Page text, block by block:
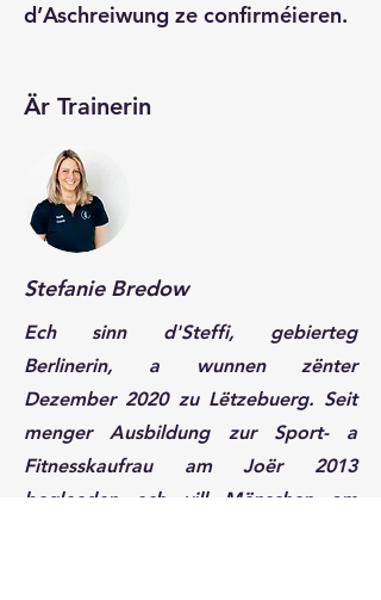
d’Aschreiwung ze confirméieren.
Är Trainerin
Stefanie Bredow
Ech sinn d'Steffi, gebierteg
Berlinerin, a wunnen zënter
Dezember 2020 zu Lëtzebuerg. Seit
menger Ausbildung zur Sport- a
Fitnesskaufrau am Joër 2013
begleeden ech vill Mënschen am